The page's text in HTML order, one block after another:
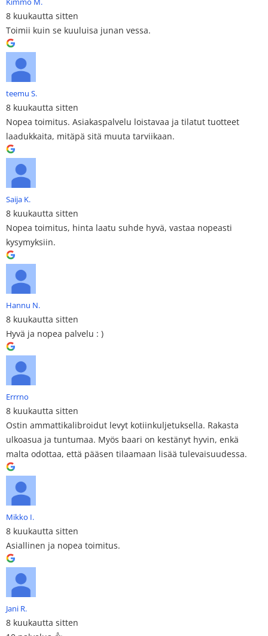
8 kuukautta sitten
Toimii kuin se kuuluisa junan vessa.
teemu S.
8 kuukautta sitten
Nopea toimitus. Asiakaspalvelu loistavaa ja tilatut tuotteet
laadukkaita, mitäpä sitä muuta tarviikaan.
Saija K.
8 kuukautta sitten
Nopea toimitus, hinta laatu suhde hyvä, vastaa nopeasti
kysymyksiin.
Hannu N.
8 kuukautta sitten
Hyvä ja nopea palvelu : )
Errrno
8 kuukautta sitten
Ostin ammattikalibroidut levyt kotiinkuljetuksella. Rakasta
ulkoasua ja tuntumaa. Myös baari on kestänyt hyvin, enkä
malta odottaa, että pääsen tilaamaan lisää tulevaisuudessa.
Mikko I.
8 kuukautta sitten
Asiallinen ja nopea toimitus.
Jani R.
8 kuukautta sitten